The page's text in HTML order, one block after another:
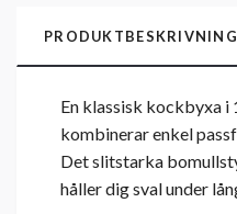
PRODUKTBESKRIVNING
En klassisk kockbyxa i
kombinerar enkel
Det slitstarka
håller dig sval under